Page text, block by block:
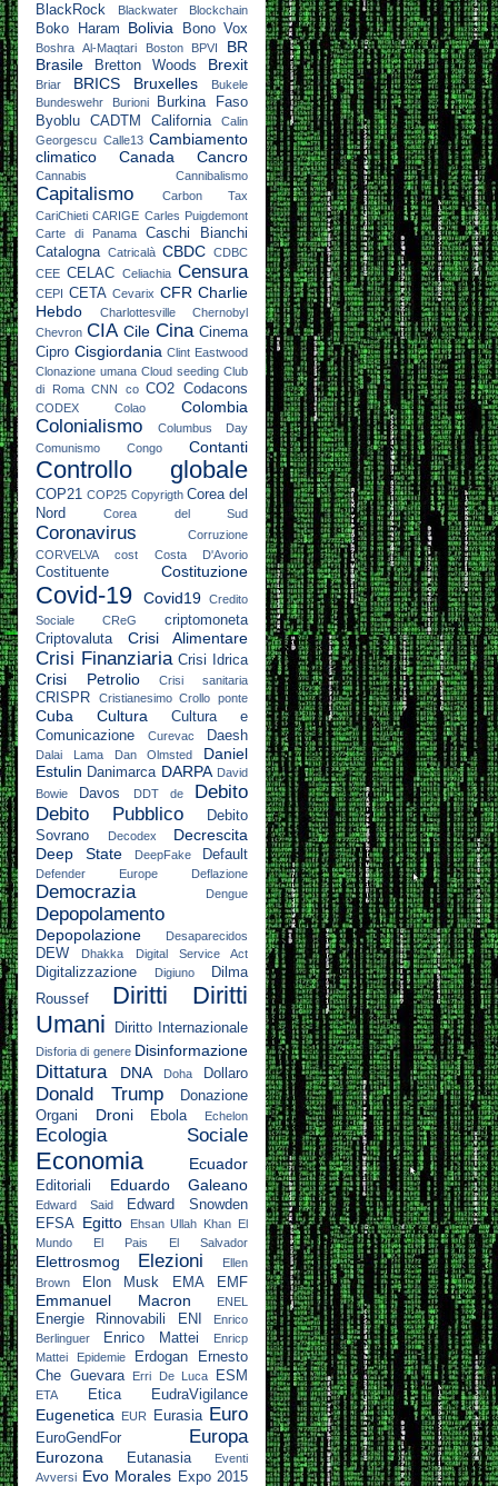
BlackRock
Blackwater Blockchain
Boko Haram Bolivia Bono Vox
Boshra Al-Maqtari Boston BPVI
BR
Brasile
Bretton Woods Brexit
Briar BRICS Bruxelles
Bukele
Bundeswehr
Burioni
Burkina Faso
Byoblu
CADTM California
Calin
Georgescu Calle13 Cambiamento
climatico
Canada Cancro
Cannabis Cannibalismo
Capitalismo
Carbon Tax
CariChieti CARIGE Carles Puigdemont
Carte di Panama
Caschi Bianchi
Catalogna Catricalà CBDC CDBC
CEE CELAC Celiachia Censura
CEPI CETA Cevarix CFR Charlie
Hebdo
Charlottesville
Chernobyl
Chevron CIA Cile Cina Cinema
Cipro Cisgiordania Clint Eastwood
Clonazione umana Cloud seeding Club
di Roma CNN co CO2 Codacons
CODEX Colao Colombia
Colonialismo
Columbus Day
Comunismo
Congo Contanti
Controllo globale
COP21 COP25 Copyrigth Corea del
Nord
Corea del Sud
Coronavirus
Corruzione
CORVELVA
cost Costa D'Avorio
Costituente Costituzione
Covid-19 Covid19
Credito
Sociale
CReG
criptomoneta
Criptovaluta
Crisi Alimentare
Crisi Finanziaria Crisi Idrica
Crisi Petrolio Crisi sanitaria
CRISPR Cristianesimo Crollo ponte
Cuba Cultura
Cultura e
Comunicazione
Curevac Daesh
Dalai Lama Dan Olmsted
Daniel
Estulin Danimarca DARPA David
Bowie
Davos DDT de
Debito
Debito Pubblico
Debito
Sovrano
Decodex
Decrescita
Deep State
DeepFake Default
Defender Europe Deflazione
Democrazia Dengue
Depopolamento
Depopolazione Desaparecidos
DEW Dhakka Digital Service Act
Digitalizzazione Digiuno
Dilma
Roussef
Diritti
Diritti
Umani
Diritto Internazionale
Disforia di genere Disinformazione
Dittatura DNA Doha Dollaro
Donald Trump
Donazione
Organi
Droni Ebola Echelon
Ecologia Sociale
Economia Ecuador
Editoriali Eduardo Galeano
Edward Said
Edward Snowden
EFSA Egitto Ehsan Ullah Khan El
Mundo
El Pais El Salvador
Elettrosmog Elezioni
Ellen
Brown
Elon Musk EMA EMF
Emmanuel Macron ENEL
Energie Rinnovabili ENI
Enrico
Berlinguer
Enrico Mattei
Enricp
Mattei
Epidemie Erdogan
Ernesto
Che Guevara
Erri De Luca ESM
ETA Etica EudraVigilance
Eugenetica EUR Eurasia Euro
EuroGendFor Europa
Eurozona Eutanasia
Eventi
Avversi Evo Morales Expo 2015